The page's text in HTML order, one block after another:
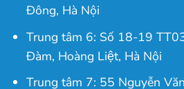
Đông, Hà Nội
Trung tâm 6: Số 18-19
Đàm, Hoàng Liệt, Hà Nội
Trung tâm 7: 55 Nguyễn